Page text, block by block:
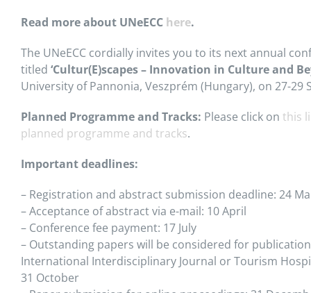
Read more about UNeECC here.
The UNeECC cordially invites you to its next annual
titled ‘Cultur(E)scapes – Innovation in Culture and
University of Pannonia, Veszprém (Hungary), on 27-29
Planned Programme and Tracks: Please click on this
planned programme and tracks.
Important deadlines:
– Registration and abstract submission deadline: 24
– Acceptance of abstract via e-mail: 10 April
– Conference fee payment: 17 July
– Outstanding papers will be considered for
International Interdisciplinary Journal or Tourism
31 October